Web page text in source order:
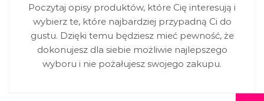
Poczytaj opisy produktów, które Cię interesują i
wybierz te, które najbardziej przypadną Ci do
gustu. Dzięki temu będziesz mieć pewność, że
dokonujesz dla siebie możliwie najlepszego
wyboru i nie pożałujesz swojego zakupu.